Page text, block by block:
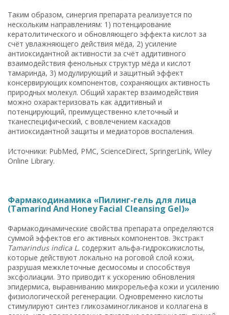
Таким образом, синергия препарата реализуется по
нескольким направлениям: 1) потенцирование
кератолитического и обновляющего эффекта кислот за
счёт увлажняющего действия мёда, 2) усиление
антиоксидантной активности за счёт аддитивного
взаимодействия фенольных структур мёда и кислот
тамаринда, 3) модулирующий и защитный эффект
консервирующих компонентов, сохраняющих активность
природных молекул. Общий характер взаимодействия
можно охарактеризовать как аддитивный и
потенцирующий, преимущественно клеточный и
тканеспецифический, с вовлечением каскадов
антиоксидантной защиты и медиаторов воспаления.
Источники: PubMed, PMC, ScienceDirect, SpringerLink, Wiley
Online Library.
Фармакодинамика «Пилинг-гель для лица
(Tamarind And Honey Facial Cleansing Gel)»
Фармакодинамические свойства препарата определяются
суммой эффектов его активных компонентов. Экстракт
Tamarindus indica L. содержит альфа-гидроксикислоты,
которые действуют локально на роговой слой кожи,
разрушая межклеточные десмосомы и способствуя
эксфолиации. Это приводит к ускорению обновления
эпидермиса, выравниванию микрорельефа кожи и усилению
физиологической регенерации. Одновременно кислоты
стимулируют синтез гликозаминогликанов и коллагена в